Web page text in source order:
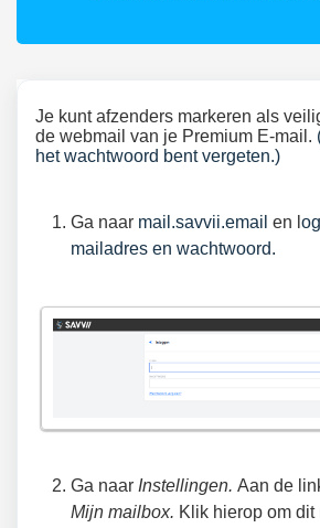
Je kunt afzenders markeren als
de webmail van je Premium E-mail.
het wachtwoord bent vergeten.)
Ga naar mail.savvii.email en l
mailadres en wachtwoord.
Ga naar Instellingen. Aan de
Mijn mailbox. Klik hierop om dit